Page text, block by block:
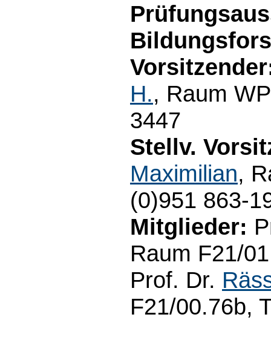
H., Raum
3447
Stellv.
Maximilian,
(0)951 863-
Mitglieder:
Raum F21/
Prof. Dr.
F21/00.76b,